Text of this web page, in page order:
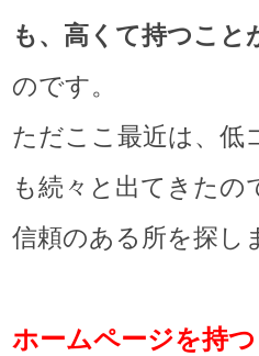
も、高くて持つこと
のです。
ただここ最近は、低
も続々と出てきた
信頼のある所を探し
ホームページを持